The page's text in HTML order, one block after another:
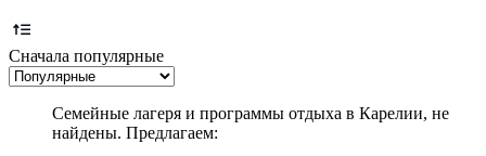
Сначала популярные
Семейные лагеря и программы отдыха в Карелии, не
найдены. Предлагаем: